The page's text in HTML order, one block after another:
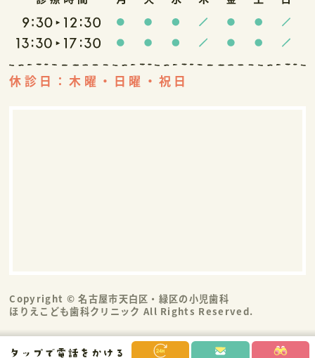
休診日：木曜・日曜・祝日
Copyright © 名古屋市天白区・緑区の小児歯科
ほりえこども歯科クリニック All Rights Reserved.